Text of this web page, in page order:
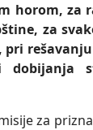
horom, za
za
za